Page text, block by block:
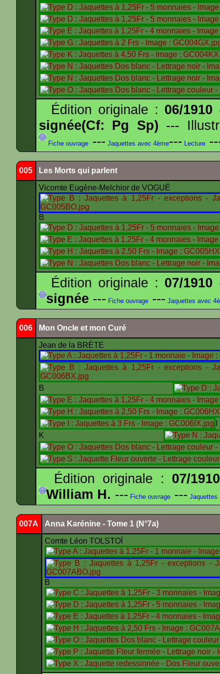
Édition originale : 06/1910
signée(Cf: Pg Sp) ---
Fiche ouvrage --- Jaquettes avec 4ème--- Lecture
005 Les Morts qui parlent
Vicomte Eugène-Melchior de VOGUË
B
Édition originale : 07/1910
signée --- Fiche ouvrage --- Jaquettes avec
006 Mon Oncle et mon Curé
Jean de la BRÈTE
B
K
Édition originale : 07/1910
William H. --- Fiche ouvrage --- Jaquettes
007A Anna Karénine - Tome 1 (N°7a)
Comte Léon TOLSTOÏ
B